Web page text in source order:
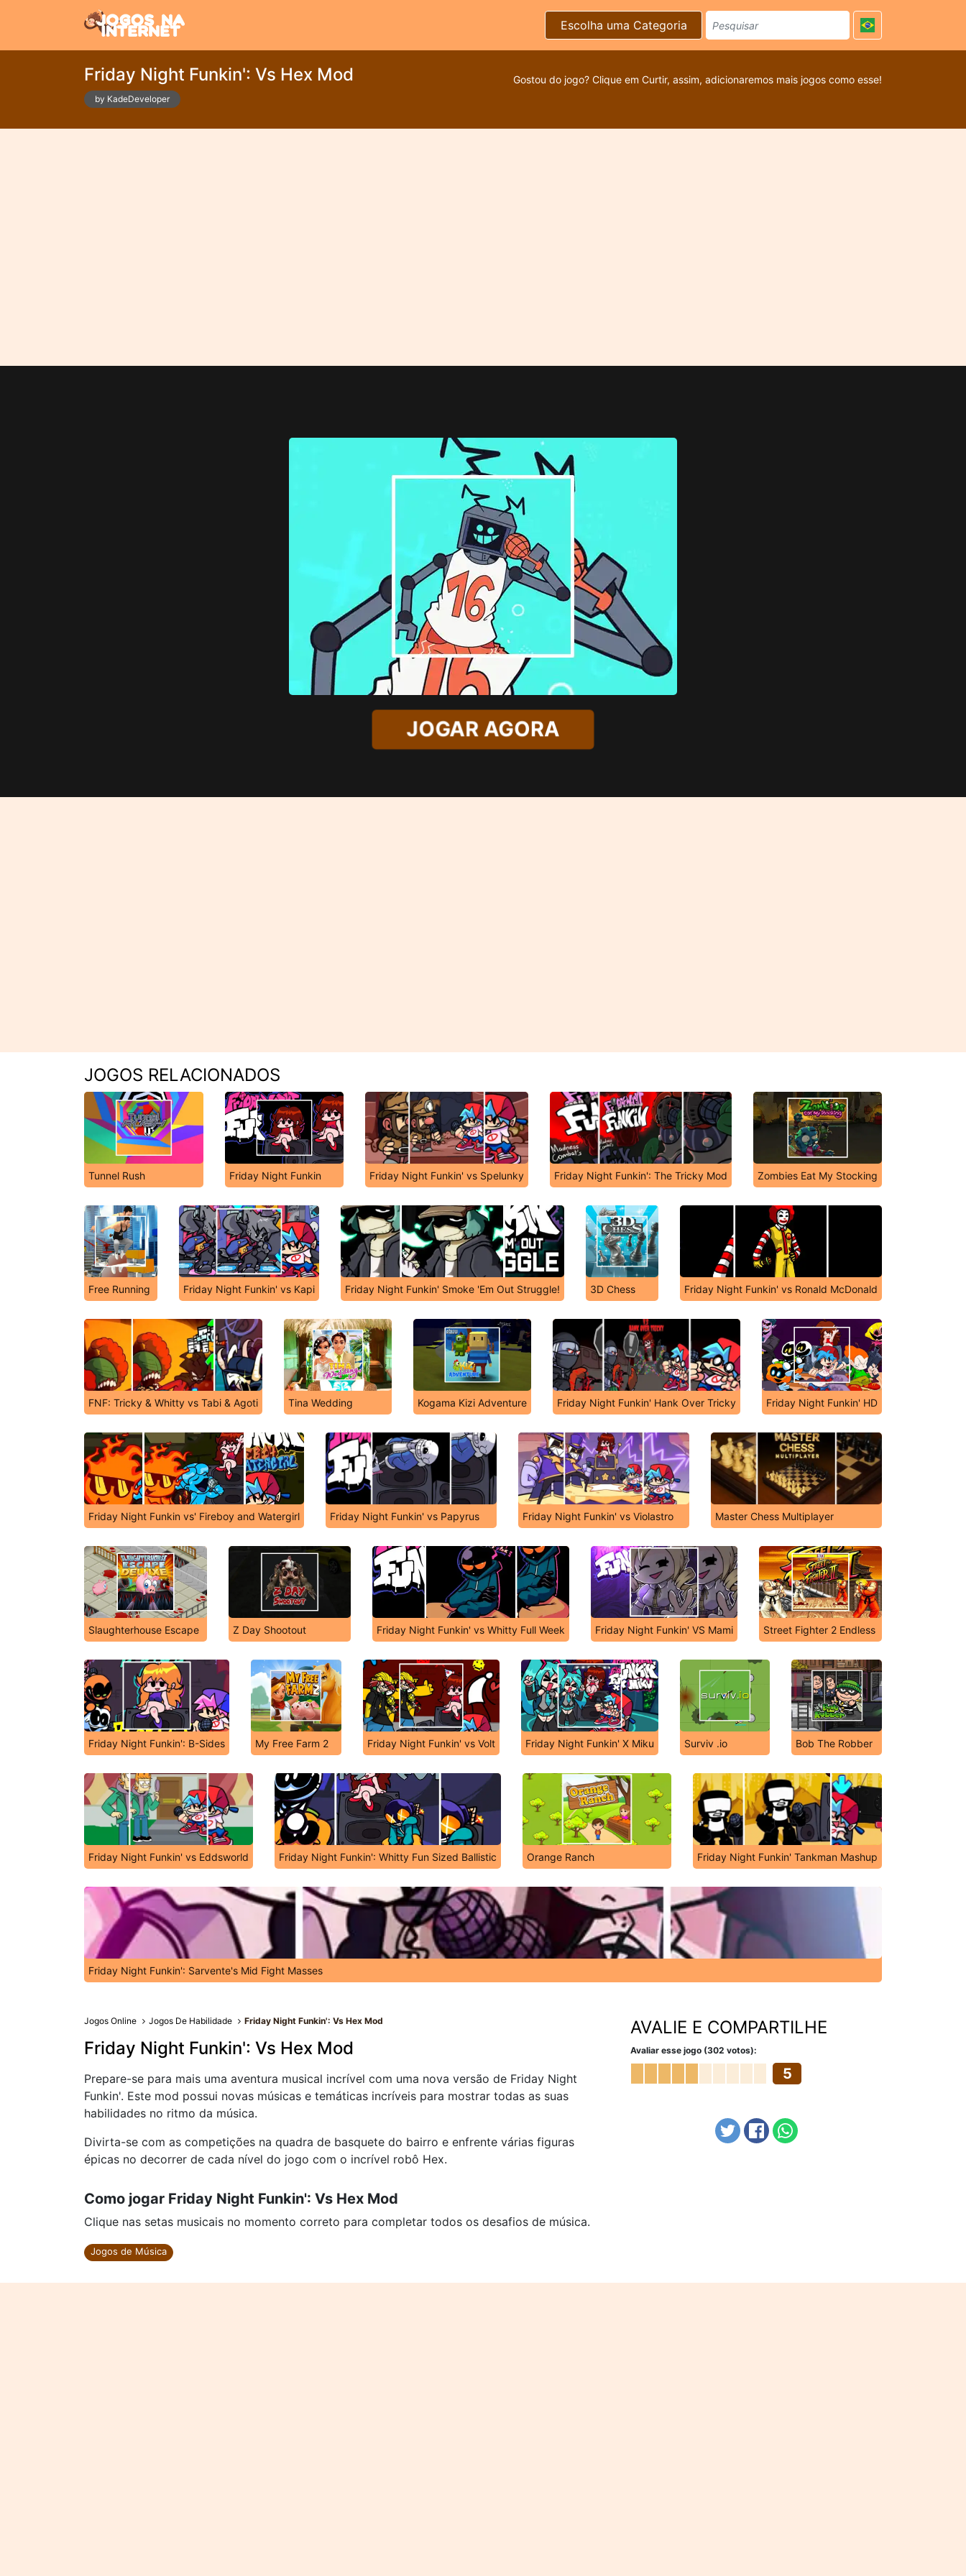
Escolha uma Categoria
Friday Night Funkin': Vs Hex Mod
by KadeDeveloper
Gostou do jogo? Clique em Curtir, assim, adicionaremos mais jogos como esse!
JOGAR AGORA
JOGOS RELACIONADOS
Tunnel Rush Friday Night Funkin Friday Night Funkin' vs Spelunky Friday Night Funkin': The Tricky Mod Zombies Eat My Stocking
Free Running Friday Night Funkin' vs Kapi Friday Night Funkin' Smoke 'Em Out Struggle! 3D Chess Friday Night Funkin' vs Ronald McDonald
FNF: Tricky & Whitty vs Tabi & Agoti Tina Wedding Kogama Kizi Adventure Friday Night Funkin' Hank Over Tricky Friday Night Funkin' HD
Friday Night Funkin vs' Fireboy and Watergirl Friday Night Funkin' vs Papyrus Friday Night Funkin' vs Violastro Master Chess Multiplayer
Slaughterhouse Escape Z Day Shootout Friday Night Funkin' vs Whitty Full Week Friday Night Funkin' VS Mami Street Fighter 2 Endless
Friday Night Funkin': B-Sides My Free Farm 2 Friday Night Funkin' vs Volt Friday Night Funkin' X Miku Surviv .io Bob The Robber
Friday Night Funkin' vs Eddsworld Friday Night Funkin': Whitty Fun Sized Ballistic Orange Ranch Friday Night Funkin' Tankman Mashup
Friday Night Funkin': Sarvente's Mid Fight Masses
Jogos Online Jogos De Habilidade Friday Night Funkin': Vs Hex Mod
Friday Night Funkin': Vs Hex Mod
Prepare-se para mais uma aventura musical incrível com uma nova versão de Friday Night
Funkin'. Este mod possui novas músicas e temáticas incríveis para mostrar todas as suas
habilidades no ritmo da música.
Divirta-se com as competições na quadra de basquete do bairro e enfrente várias figuras
épicas no decorrer de cada nível do jogo com o incrível robô Hex.
Como jogar Friday Night Funkin': Vs Hex Mod
Clique nas setas musicais no momento correto para completar todos os desafios de música.
Jogos de Música
AVALIE E COMPARTILHE
Avaliar esse jogo (302 votos):
5